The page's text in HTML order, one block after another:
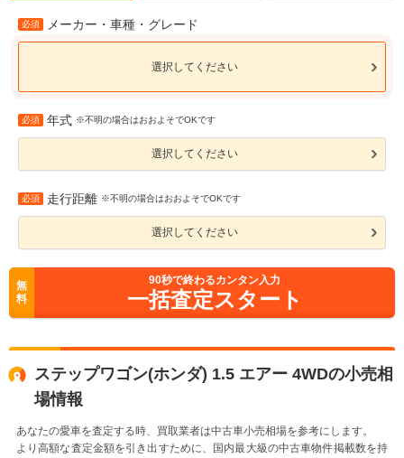
必須 メーカー・車種・グレード
選択してください
必須 年式 ※不明の場合はおおよそでOKです
選択してください
必須 走行距離 ※不明の場合はおおよそでOKです
選択してください
無
料
90秒で終わるカンタン入力
一括査定スタート
ステップワゴン(ホンダ) 1.5 エアー 4WDの小売相
場情報
あなたの愛車を査定する時、買取業者は中古車小売相場を参考にします。
より高額な査定金額を引き出すために、国内最大級の中古車物件掲載数を持